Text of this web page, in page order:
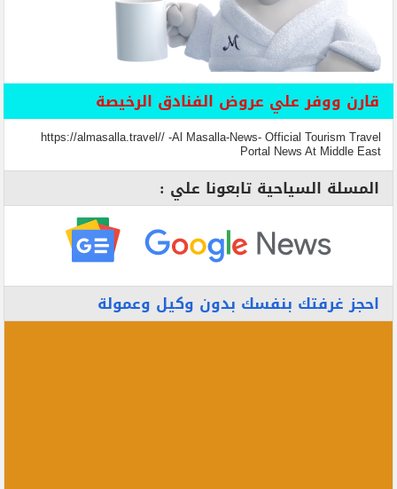
قارن ووفر علي عروض الفنادق الرخيصة
https://almasalla.travel// -Al Masalla-News- Official Tourism Travel
Portal News At Middle East
المسلة السياحية تابعونا علي :
احجز غرفتك بنفسك بدون وكيل وعمولة